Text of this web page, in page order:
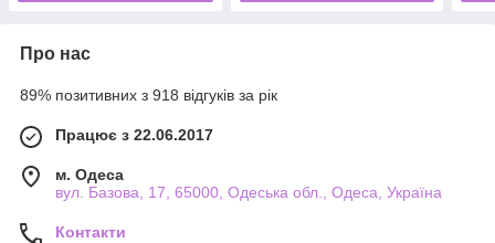
Про нас
89% позитивних з 918 відгуків за рік
Працює з 22.06.2017
м. Одеса
вул. Базова, 17, 65000, Одеська обл., Одеса, Україна
Контакти